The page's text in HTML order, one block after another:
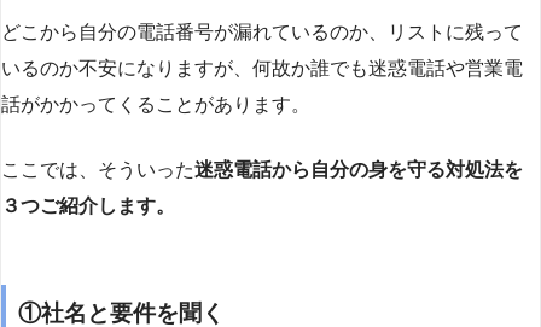
どこから自分の電話番号が漏れているのか、リストに残って
いるのか不安になりますが、何故か誰でも迷惑電話や営業電
話がかかってくることがあります。
ここでは、そういった迷惑電話から自分の身を守る対処法を
３つご紹介します。
①社名と要件を聞く